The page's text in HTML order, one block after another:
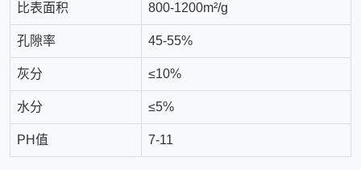
比表面积 800-1200m²/g
孔隙率 45-55%
灰分 ≤10%
水分 ≤5%
PH值 7-11